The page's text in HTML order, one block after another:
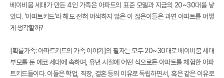
베이비붐 세대가 만든 4인 가족은 아파트의 표준 모델과 지금의 20~30대를 낳
았다. ‘아파트키드’라 해도 전혀 어색하지 않은 이 젊은이들은 과연 아파트를 어떻
게 생각할까?
[확률가족: 아파트키드의 가족 이야기]의 필자는 모두 20~30대로 베이비붐 세대
부모를 둔 에코 세대에 속하며, 유년 시절에 어떤 식으로든 아파트를 체험한 아파
트키드들이다. 이들은 학업, 직장, 결혼 등의 이유로 독립하면서, 혹은 같은 이유로